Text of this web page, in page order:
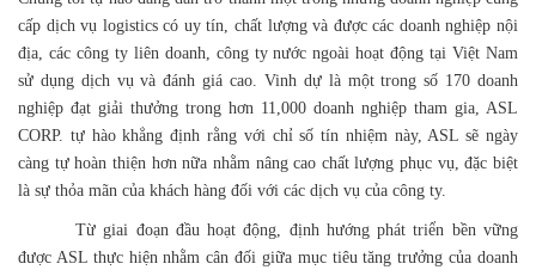
cấp dịch vụ logistics có uy tín, chất lượng và được các doanh nghiệp nội
địa, các công ty liên doanh, công ty nước ngoài hoạt động tại Việt Nam
sử dụng dịch vụ và đánh giá cao. Vinh dự là một trong số 170 doanh
nghiệp đạt giải thưởng trong hơn 11,000 doanh nghiệp tham gia, ASL
CORP. tự hào khẳng định rằng với chỉ số tín nhiệm này, ASL sẽ ngày
càng tự hoàn thiện hơn nữa nhằm nâng cao chất lượng phục vụ, đặc biệt
là sự thỏa mãn của khách hàng đối với các dịch vụ của công ty.
Từ giai đoạn đầu hoạt động, định hướng phát triển bền vững
được ASL thực hiện nhằm cân đối giữa mục tiêu tăng trưởng của doanh